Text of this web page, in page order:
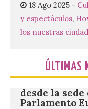
18 Ago 2025 -
y espectáculos,
los nuestras
ÚLTIMAS
[…]
La
de León
desde la sede
Parlamento
Estrasburgo.
7 Ago 2026